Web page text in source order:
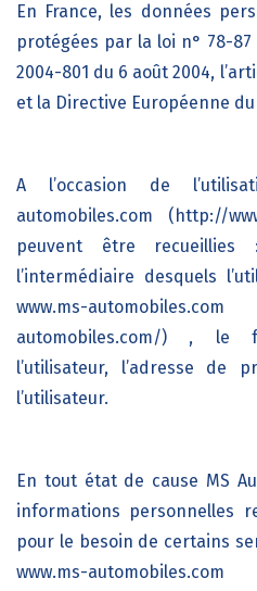
En France, les données
protégées par la loi n° 78-
2004-801 du 6 août 2004,
et la Directive Européenne du
A l’occasion de
automobiles.com (http://
peuvent être
l’intermédiaire desquels
www.ms-
automobiles.com/) , le
l’utilisateur, l’adresse de
l’utilisateur.
En tout état de cause MS
informations personnelles
pour le besoin de certains
www.ms-